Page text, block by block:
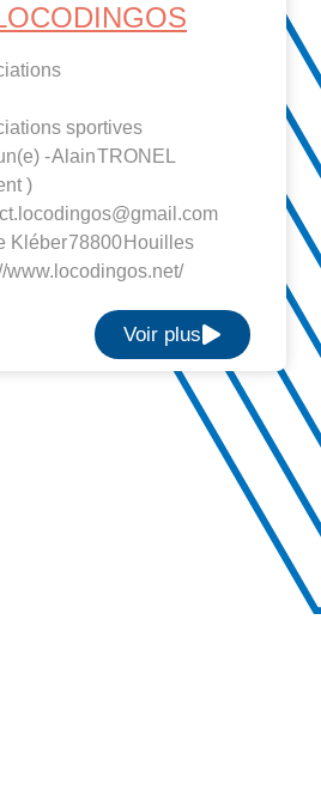
sportives
-AlainTRONEL
)
Kléber78800 Houilles
www.locodingos.net/
Voir plus